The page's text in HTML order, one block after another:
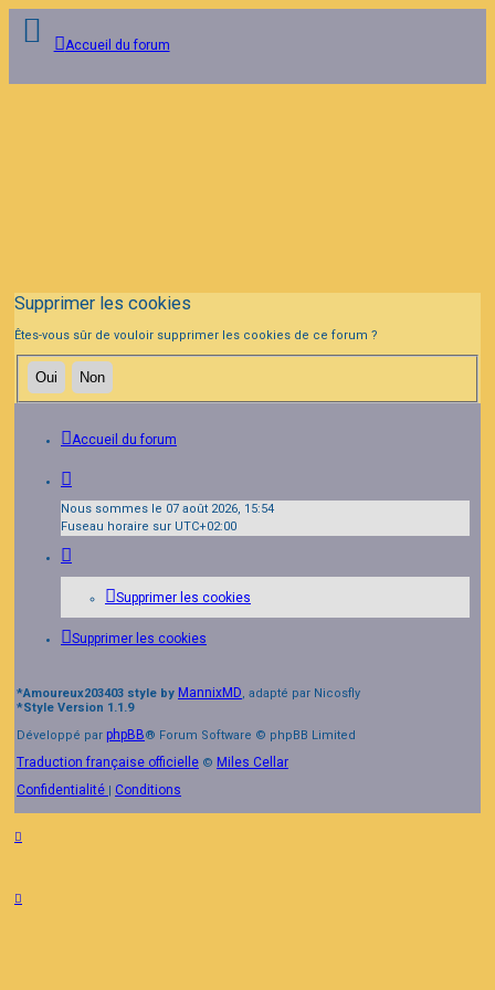
Accueil du forum
Supprimer les cookies
Êtes-vous sûr de vouloir supprimer les cookies de ce forum ?
Accueil du forum
Nous sommes le 07 août 2026, 15:54
Fuseau horaire sur UTC+02:00
Supprimer les cookies
Supprimer les cookies
*Amoureux203403 style by MannixMD, adapté par Nicosfly
*Style Version 1.1.9
Développé par phpBB® Forum Software © phpBB Limited
Traduction française officielle © Miles Cellar
Confidentialité
Conditions